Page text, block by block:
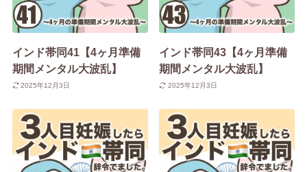
インド帯同41【4ヶ月準備
期間メンタル大波乱】
2025年12月3日
インド帯同43【4ヶ月準備
期間メンタル大波乱】
2025年12月3日